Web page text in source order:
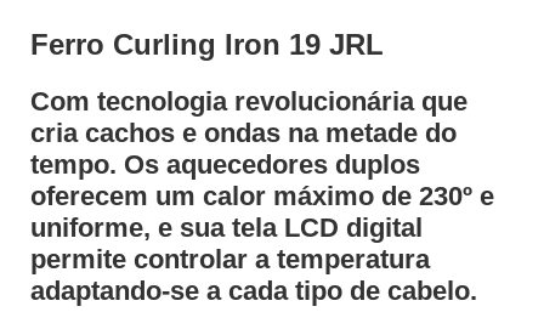
Ferro Curling Iron 19 JRL
Com tecnologia revolucionária que
cria cachos e ondas na metade do
tempo. Os aquecedores duplos
oferecem um calor máximo de 230º e
uniforme, e sua tela LCD digital
permite controlar a temperatura
adaptando-se a cada tipo de cabelo.